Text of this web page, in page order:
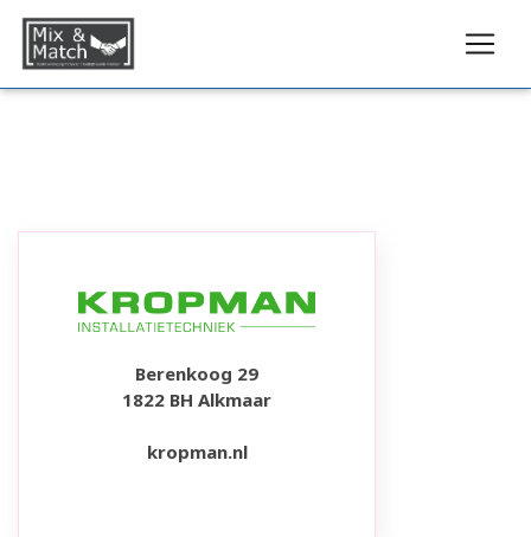
Berenkoog 29
1822 BH Alkmaar
kropman.nl